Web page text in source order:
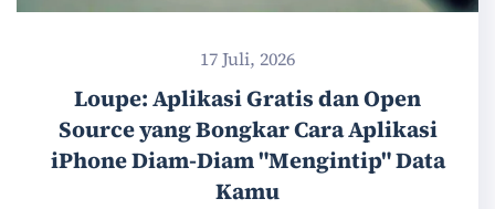
17 Juli, 2026
Loupe: Aplikasi Gratis dan Open
Source yang Bongkar Cara Aplikasi
iPhone Diam-Diam "Mengintip" Data
Kamu